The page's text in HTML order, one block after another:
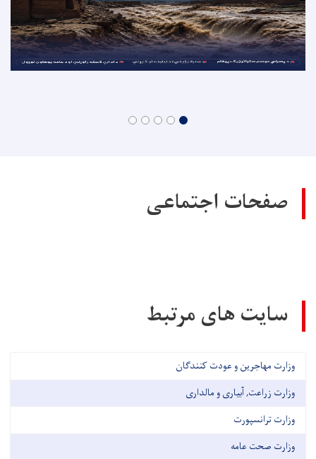
صفحات اجتماعی
سایت های مرتبط
وزارت مهاجرین و عودت کنندگان
وزارت زراعت, آبیاری و مالداری
وزارت ترانسپورت
وزارت صحت عامه